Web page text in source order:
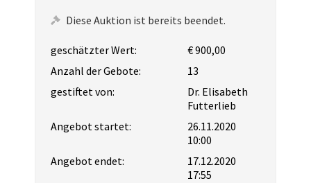
Diese Auktion ist bereits beendet.
geschätzter Wert:
€ 900,00
Anzahl der Gebote:
13
gestiftet von:
Dr. Elisabeth
Futterlieb
Angebot startet:
26.11.2020
10:00
Angebot endet:
17.12.2020
17:55